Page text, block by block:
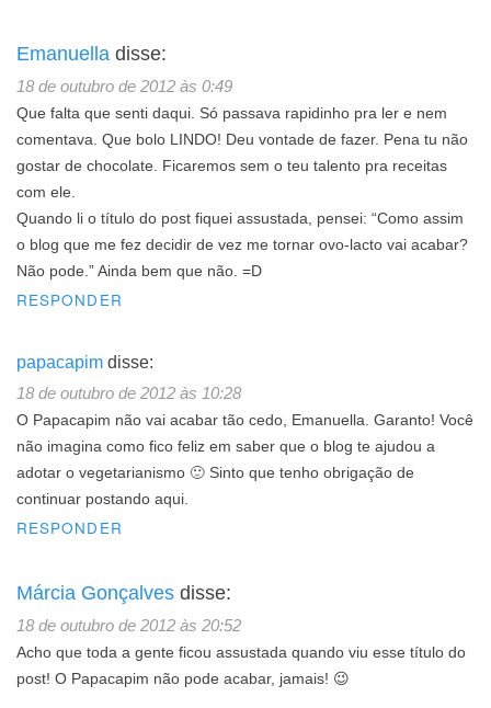
Emanuella disse:
18 de outubro de 2012 às 0:49
Que falta que senti daqui. Só passava rapidinho pra ler e nem
comentava. Que bolo LINDO! Deu vontade de fazer. Pena tu não
gostar de chocolate. Ficaremos sem o teu talento pra receitas
com ele.
Quando li o título do post fiquei assustada, pensei: “Como assim
o blog que me fez decidir de vez me tornar ovo-lacto vai acabar?
Não pode.” Ainda bem que não. =D
RESPONDER
papacapim disse:
18 de outubro de 2012 às 10:28
O Papacapim não vai acabar tão cedo, Emanuella. Garanto! Você
não imagina como fico feliz em saber que o blog te ajudou a
adotar o vegetarianismo 🙂 Sinto que tenho obrigação de
continuar postando aqui.
RESPONDER
Márcia Gonçalves disse:
18 de outubro de 2012 às 20:52
Acho que toda a gente ficou assustada quando viu esse título do
post! O Papacapim não pode acabar, jamais! 😉